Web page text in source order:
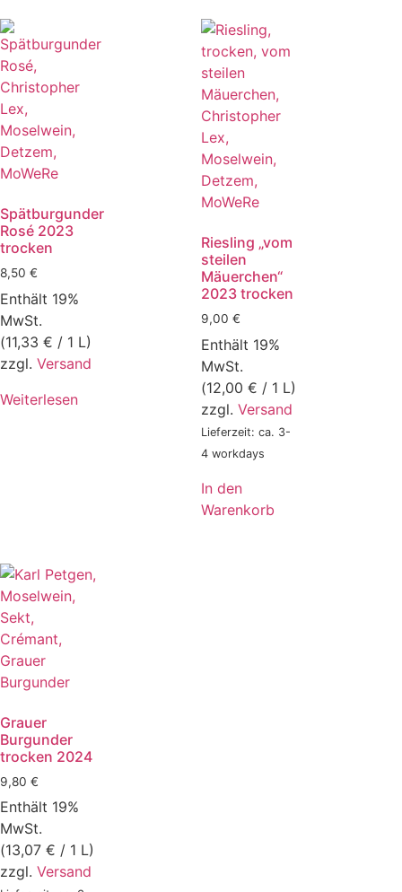
Spätburgunder
Rosé 2023
trocken
8,50 €
Enthält 19%
MwSt.
(11,33 € / 1 L)
zzgl. Versand
Weiterlesen
Riesling „vom
steilen
Mäuerchen“
2023 trocken
9,00 €
Enthält 19%
MwSt.
(12,00 € / 1 L)
zzgl. Versand
Lieferzeit: ca. 3-
4 workdays
In den
Warenkorb
Grauer
Burgunder
trocken 2024
9,80 €
Enthält 19%
MwSt.
(13,07 € / 1 L)
zzgl. Versand